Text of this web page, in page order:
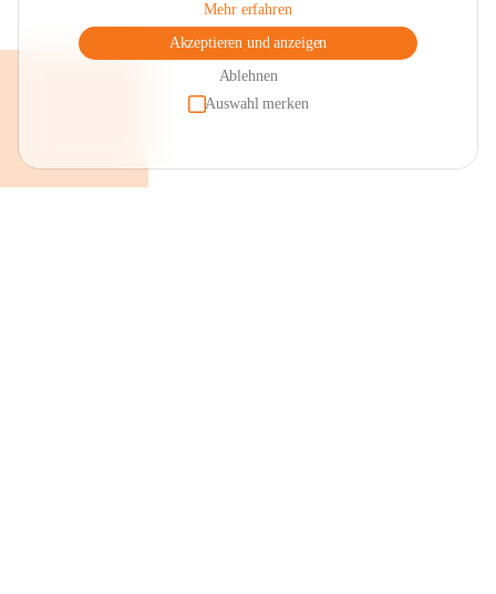
Mehr erfahren
Akzeptieren und anzeigen
Ablehnen
Auswahl merken